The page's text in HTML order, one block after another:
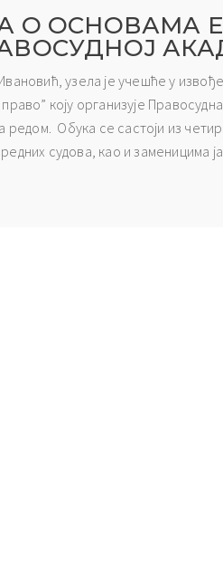
О ОСНОВАМА
узела је учешће у
коју организује
редом. Обука се састоји из
судова, као и заменицима